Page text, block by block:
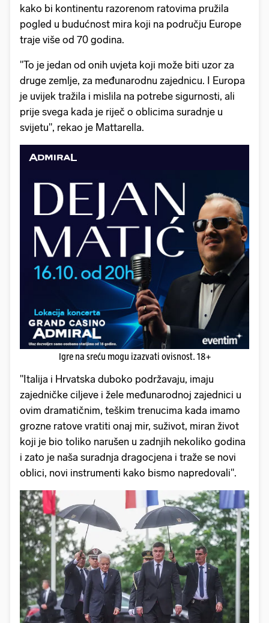
kako bi kontinentu razorenom ratovima pružila
pogled u budućnost mira koji na području Europe
traje više od 70 godina.
"To je jedan od onih uvjeta koji može biti uzor za
druge zemlje, za međunarodnu zajednicu. I Europa
je uvijek tražila i mislila na potrebe sigurnosti, ali
prije svega kada je riječ o oblicima suradnje u
svijetu", rekao je Mattarella.
Igre na sreću mogu izazvati ovisnost. 18+
"Italija i Hrvatska duboko podržavaju, imaju
zajedničke ciljeve i žele međunarodnoj zajednici u
ovim dramatičnim, teškim trenucima kada imamo
grozne ratove vratiti onaj mir, suživot, miran život
koji je bio toliko narušen u zadnjih nekoliko godina
i zato je naša suradnja dragocjena i traže se novi
oblici, novi instrumenti kako bismo napredovali".